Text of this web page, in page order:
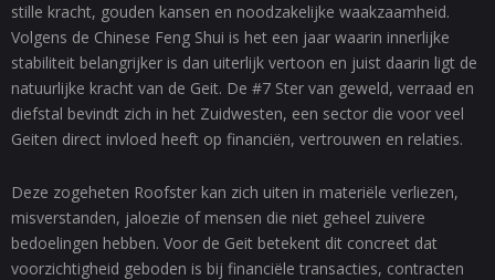
stille kracht, gouden kansen en noodzakelijke waakzaamheid.
Volgens de Chinese Feng Shui is het een jaar waarin innerlijke
stabiliteit belangrijker is dan uiterlijk vertoon en juist daarin ligt de
natuurlijke kracht van de Geit. De #7 Ster van geweld, verraad en
diefstal bevindt zich in het Zuidwesten, een sector die voor veel
Geiten direct invloed heeft op financiën, vertrouwen en relaties.
Deze zogeheten Roofster kan zich uiten in materiële verliezen,
misverstanden, jaloezie of mensen die niet geheel zuivere
bedoelingen hebben. Voor de Geit betekent dit concreet dat
voorzichtigheid geboden is bij financiële transacties, contracten